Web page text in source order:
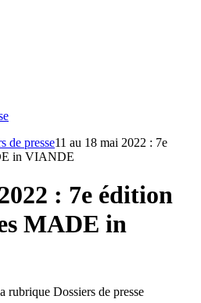
de presse11 au 18 mai 2022 : 7e
in VIANDE
: 7e édition
MADE in
rubrique Dossiers de presse